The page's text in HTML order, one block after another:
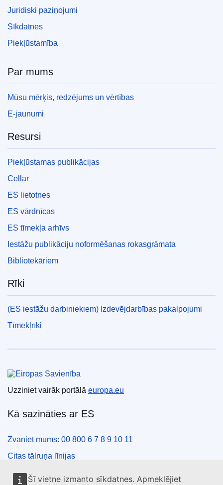
Šī vietne izmanto sīkdatnes. Apmeklējiet
Juridiski paziņojumi
Sīkdatnes
Piekļūstamība
Par mums
Mūsu mērķis, redzējums un vērtības
E-jaunumi
Resursi
Piekļūstamas publikācijas
Cellar
ES lietotnes
ES vārdnīcas
ES tīmekļa arhīvs
Iestāžu publikāciju noformēšanas rokasgrāmata
Bibliotekāriem
Rīki
(ES iestāžu darbiniekiem) Izdevējdarbības pakalpojumi
Tīmekļrīki
Eiropas Savienība
Uzziniet vairāk portālā europa.eu
Kā sazināties ar ES
Zvaniet mums: 00 800 6 7 8 9 10 11
Citas tālruņa līnijas
Saziņas veidlapa